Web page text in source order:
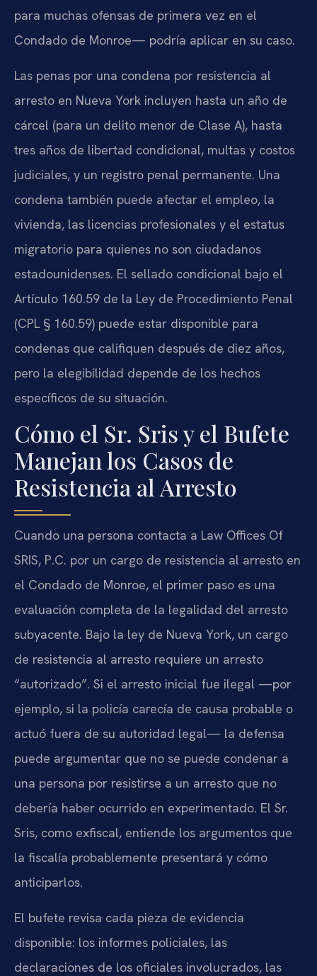
para muchas ofensas de primera vez en el
Condado de Monroe— podría aplicar en su caso.
Las penas por una condena por resistencia al
arresto en Nueva York incluyen hasta un año de
cárcel (para un delito menor de Clase A), hasta
tres años de libertad condicional, multas y costos
judiciales, y un registro penal permanente. Una
condena también puede afectar el empleo, la
vivienda, las licencias profesionales y el estatus
migratorio para quienes no son ciudadanos
estadounidenses. El sellado condicional bajo el
Artículo 160.59 de la Ley de Procedimiento Penal
(CPL § 160.59) puede estar disponible para
condenas que califiquen después de diez años,
pero la elegibilidad depende de los hechos
específicos de su situación.
Cómo el Sr. Sris y el Bufete
Manejan los Casos de
Resistencia al Arresto
Cuando una persona contacta a Law Offices Of
SRIS, P.C. por un cargo de resistencia al arresto en
el Condado de Monroe, el primer paso es una
evaluación completa de la legalidad del arresto
subyacente. Bajo la ley de Nueva York, un cargo
de resistencia al arresto requiere un arresto
“autorizado”. Si el arresto inicial fue ilegal —por
ejemplo, si la policía carecía de causa probable o
actuó fuera de su autoridad legal— la defensa
puede argumentar que no se puede condenar a
una persona por resistirse a un arresto que no
debería haber ocurrido en experimentado. El Sr.
Sris, como exfiscal, entiende los argumentos que
la fiscalía probablemente presentará y cómo
anticiparlos.
El bufete revisa cada pieza de evidencia
disponible: los informes policiales, las
declaraciones de los oficiales involucrados, las